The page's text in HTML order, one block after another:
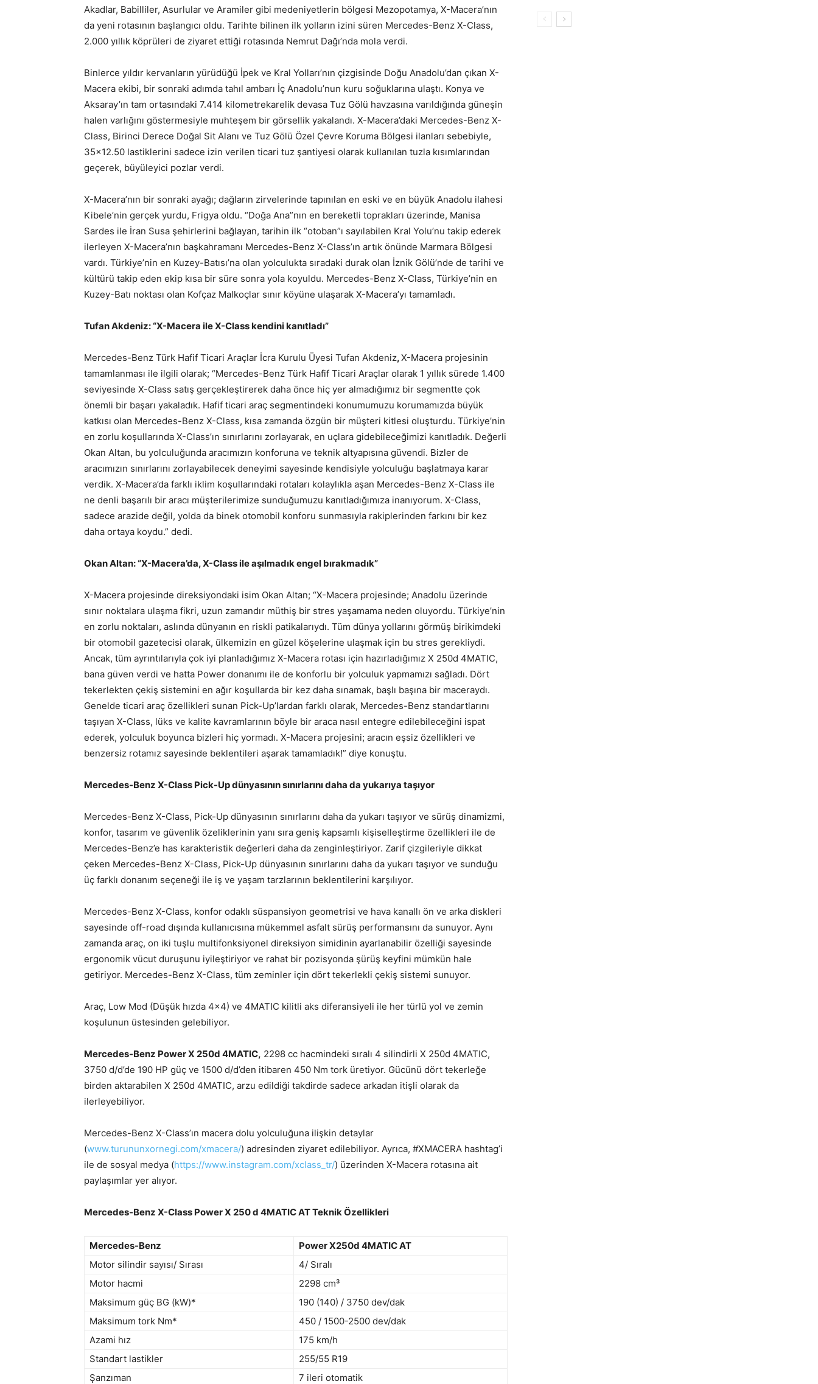
Akadlar, Babilliler, Asurlular ve Aramiler gibi medeniyetlerin bölgesi Mezopotamya, X-Macera’nın
da yeni rotasının başlangıcı oldu. Tarihte bilinen ilk yolların izini süren Mercedes-Benz X-Class,
2.000 yıllık köprüleri de ziyaret ettiği rotasında Nemrut Dağı’nda mola verdi.
Binlerce yıldır kervanların yürüdüğü İpek ve Kral Yolları’nın çizgisinde Doğu Anadolu’dan çıkan X-
Macera ekibi, bir sonraki adımda tahıl ambarı İç Anadolu’nun kuru soğuklarına ulaştı. Konya ve
Aksaray’ın tam ortasındaki 7.414 kilometrekarelik devasa Tuz Gölü havzasına varıldığında güneşin
halen varlığını göstermesiyle muhteşem bir görsellik yakalandı. X-Macera’daki Mercedes-Benz X-
Class, Birinci Derece Doğal Sit Alanı ve Tuz Gölü Özel Çevre Koruma Bölgesi ilanları sebebiyle,
35×12.50 lastiklerini sadece izin verilen ticari tuz şantiyesi olarak kullanılan tuzla kısımlarından
geçerek, büyüleyici pozlar verdi.
X-Macera’nın bir sonraki ayağı; dağların zirvelerinde tapınılan en eski ve en büyük Anadolu ilahesi
Kibele’nin gerçek yurdu, Frigya oldu. “Doğa Ana”nın en bereketli toprakları üzerinde, Manisa
Sardes ile İran Susa şehirlerini bağlayan, tarihin ilk “otoban”ı sayılabilen Kral Yolu’nu takip ederek
ilerleyen X-Macera’nın başkahramanı Mercedes-Benz X-Class’ın artık önünde Marmara Bölgesi
vardı. Türkiye’nin en Kuzey-Batısı’na olan yolculukta sıradaki durak olan İznik Gölü’nde de tarihi ve
kültürü takip eden ekip kısa bir süre sonra yola koyuldu. Mercedes-Benz X-Class, Türkiye’nin en
Kuzey-Batı noktası olan Kofçaz Malkoçlar sınır köyüne ulaşarak X-Macera’yı tamamladı.
Tufan Akdeniz: “X-Macera ile X-Class kendini kanıtladı”
Mercedes-Benz Türk Hafif Ticari Araçlar İcra Kurulu Üyesi Tufan Akdeniz,X-Macera projesinin
tamamlanması ile ilgili olarak; “Mercedes-Benz Türk Hafif Ticari Araçlar olarak 1 yıllık sürede 1.400
seviyesinde X-Class satış gerçekleştirerek daha önce hiç yer almadığımız bir segmentte çok
önemli bir başarı yakaladık. Hafif ticari araç segmentindeki konumumuzu korumamızda büyük
katkısı olan Mercedes-Benz X-Class, kısa zamanda özgün bir müşteri kitlesi oluşturdu. Türkiye’nin
en zorlu koşullarında X-Class’ın sınırlarını zorlayarak, en uçlara gidebileceğimizi kanıtladık. Değerli
Okan Altan, bu yolculuğunda aracımızın konforuna ve teknik altyapısına güvendi. Bizler de
aracımızın sınırlarını zorlayabilecek deneyimi sayesinde kendisiyle yolculuğu başlatmaya karar
verdik. X-Macera’da farklı iklim koşullarındaki rotaları kolaylıkla aşan Mercedes-Benz X-Class ile
ne denli başarılı bir aracı müşterilerimize sunduğumuzu kanıtladığımıza inanıyorum. X-Class,
sadece arazide değil, yolda da binek otomobil konforu sunmasıyla rakiplerinden farkını bir kez
daha ortaya koydu.” dedi.
Okan Altan: “X-Macera’da, X-Class ile aşılmadık engel bırakmadık”
X-Macera projesinde direksiyondaki isim Okan Altan; “X-Macera projesinde; Anadolu üzerinde
sınır noktalara ulaşma fikri, uzun zamandır müthiş bir stres yaşamama neden oluyordu. Türkiye’nin
en zorlu noktaları, aslında dünyanın en riskli patikalarıydı. Tüm dünya yollarını görmüş birikimdeki
bir otomobil gazetecisi olarak, ülkemizin en güzel köşelerine ulaşmak için bu stres gerekliydi.
Ancak, tüm ayrıntılarıyla çok iyi planladığımız X-Macera rotası için hazırladığımız X 250d 4MATIC,
bana güven verdi ve hatta Power donanımı ile de konforlu bir yolculuk yapmamızı sağladı. Dört
tekerlekten çekiş sistemini en ağır koşullarda bir kez daha sınamak, başlı başına bir maceraydı.
Genelde ticari araç özellikleri sunan Pick-Up’lardan farklı olarak, Mercedes-Benz standartlarını
taşıyan X-Class, lüks ve kalite kavramlarının böyle bir araca nasıl entegre edilebileceğini ispat
ederek, yolculuk boyunca bizleri hiç yormadı. X-Macera projesini; aracın eşsiz özellikleri ve
benzersiz rotamız sayesinde beklentileri aşarak tamamladık!” diye konuştu.
Mercedes-Benz X-Class Pick-Up dünyasının sınırlarını daha da yukarıya taşıyor
Mercedes-Benz X-Class, Pick-Up dünyasının sınırlarını daha da yukarı taşıyor ve sürüş dinamizmi,
konfor, tasarım ve güvenlik özeliklerinin yanı sıra geniş kapsamlı kişiselleştirme özellikleri ile de
Mercedes-Benz’e has karakteristik değerleri daha da zenginleştiriyor. Zarif çizgileriyle dikkat
çeken Mercedes-Benz X-Class, Pick-Up dünyasının sınırlarını daha da yukarı taşıyor ve sunduğu
üç farklı donanım seçeneği ile iş ve yaşam tarzlarının beklentilerini karşılıyor.
Mercedes-Benz X-Class, konfor odaklı süspansiyon geometrisi ve hava kanallı ön ve arka diskleri
sayesinde off-road dışında kullanıcısına mükemmel asfalt sürüş performansını da sunuyor. Aynı
zamanda araç, on iki tuşlu multifonksiyonel direksiyon simidinin ayarlanabilir özelliği sayesinde
ergonomik vücut duruşunu iyileştiriyor ve rahat bir pozisyonda şürüş keyfini mümkün hale
getiriyor. Mercedes-Benz X-Class, tüm zeminler için dört tekerlekli çekiş sistemi sunuyor.
Araç, Low Mod (Düşük hızda 4×4) ve 4MATIC kilitli aks diferansiyeli ile her türlü yol ve zemin
koşulunun üstesinden gelebiliyor.
Mercedes-Benz Power X 250d 4MATIC, 2298 cc hacmindeki sıralı 4 silindirli X 250d 4MATIC,
3750 d/d’de 190 HP güç ve 1500 d/d’den itibaren 450 Nm tork üretiyor. Gücünü dört tekerleğe
birden aktarabilen X 250d 4MATIC, arzu edildiği takdirde sadece arkadan itişli olarak da
ilerleyebiliyor.
Mercedes-Benz X-Class’ın macera dolu yolculuğuna ilişkin detaylar
(www.turununxornegi.com/xmacera/) adresinden ziyaret edilebiliyor. Ayrıca, #XMACERA hashtag’i
ile de sosyal medya (https://www.instagram.com/xclass_tr/) üzerinden X-Macera rotasına ait
paylaşımlar yer alıyor.
Mercedes-Benz X-Class Power X 250 d 4MATIC AT Teknik Özellikleri
Mercedes-Benz PowerX250d 4MATIC AT
Motor silindir sayısı/ Sırası
4/ Sıralı
Motor hacmi
2298 cm³
Maksimum güç BG (kW)*
190 (140) / 3750 dev/dak
Maksimum tork Nm*
450 / 1500-2500 dev/dak
Azami hız
175 km/h
Standart lastikler
255/55 R19
Şanzıman
7 ileri otomatik